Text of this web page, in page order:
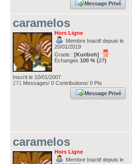
Message Privé
caramelos
Hors Ligne
Membre Inactif depuis le
20/01/2019
Grade : [Kuriboh]
Echanges 100 % (27)
Inscrit le 10/01/2007
271 Messages/ 0 Contributions/ 0 Pts
Message Privé
caramelos
Hors Ligne
Membre Inactif depuis le